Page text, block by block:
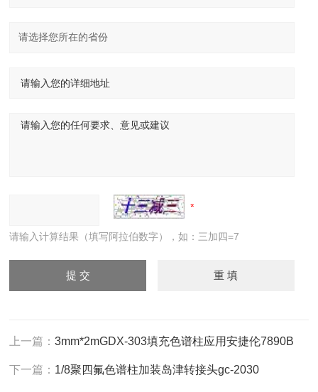
请输入计算结果（填写阿拉伯数字），如：三加四=7
上一篇：3mm*2mGDX-303填充色谱柱应用安捷伦7890B
下一篇： 1/8聚四氟色谱柱加装岛津转接头gc-2030